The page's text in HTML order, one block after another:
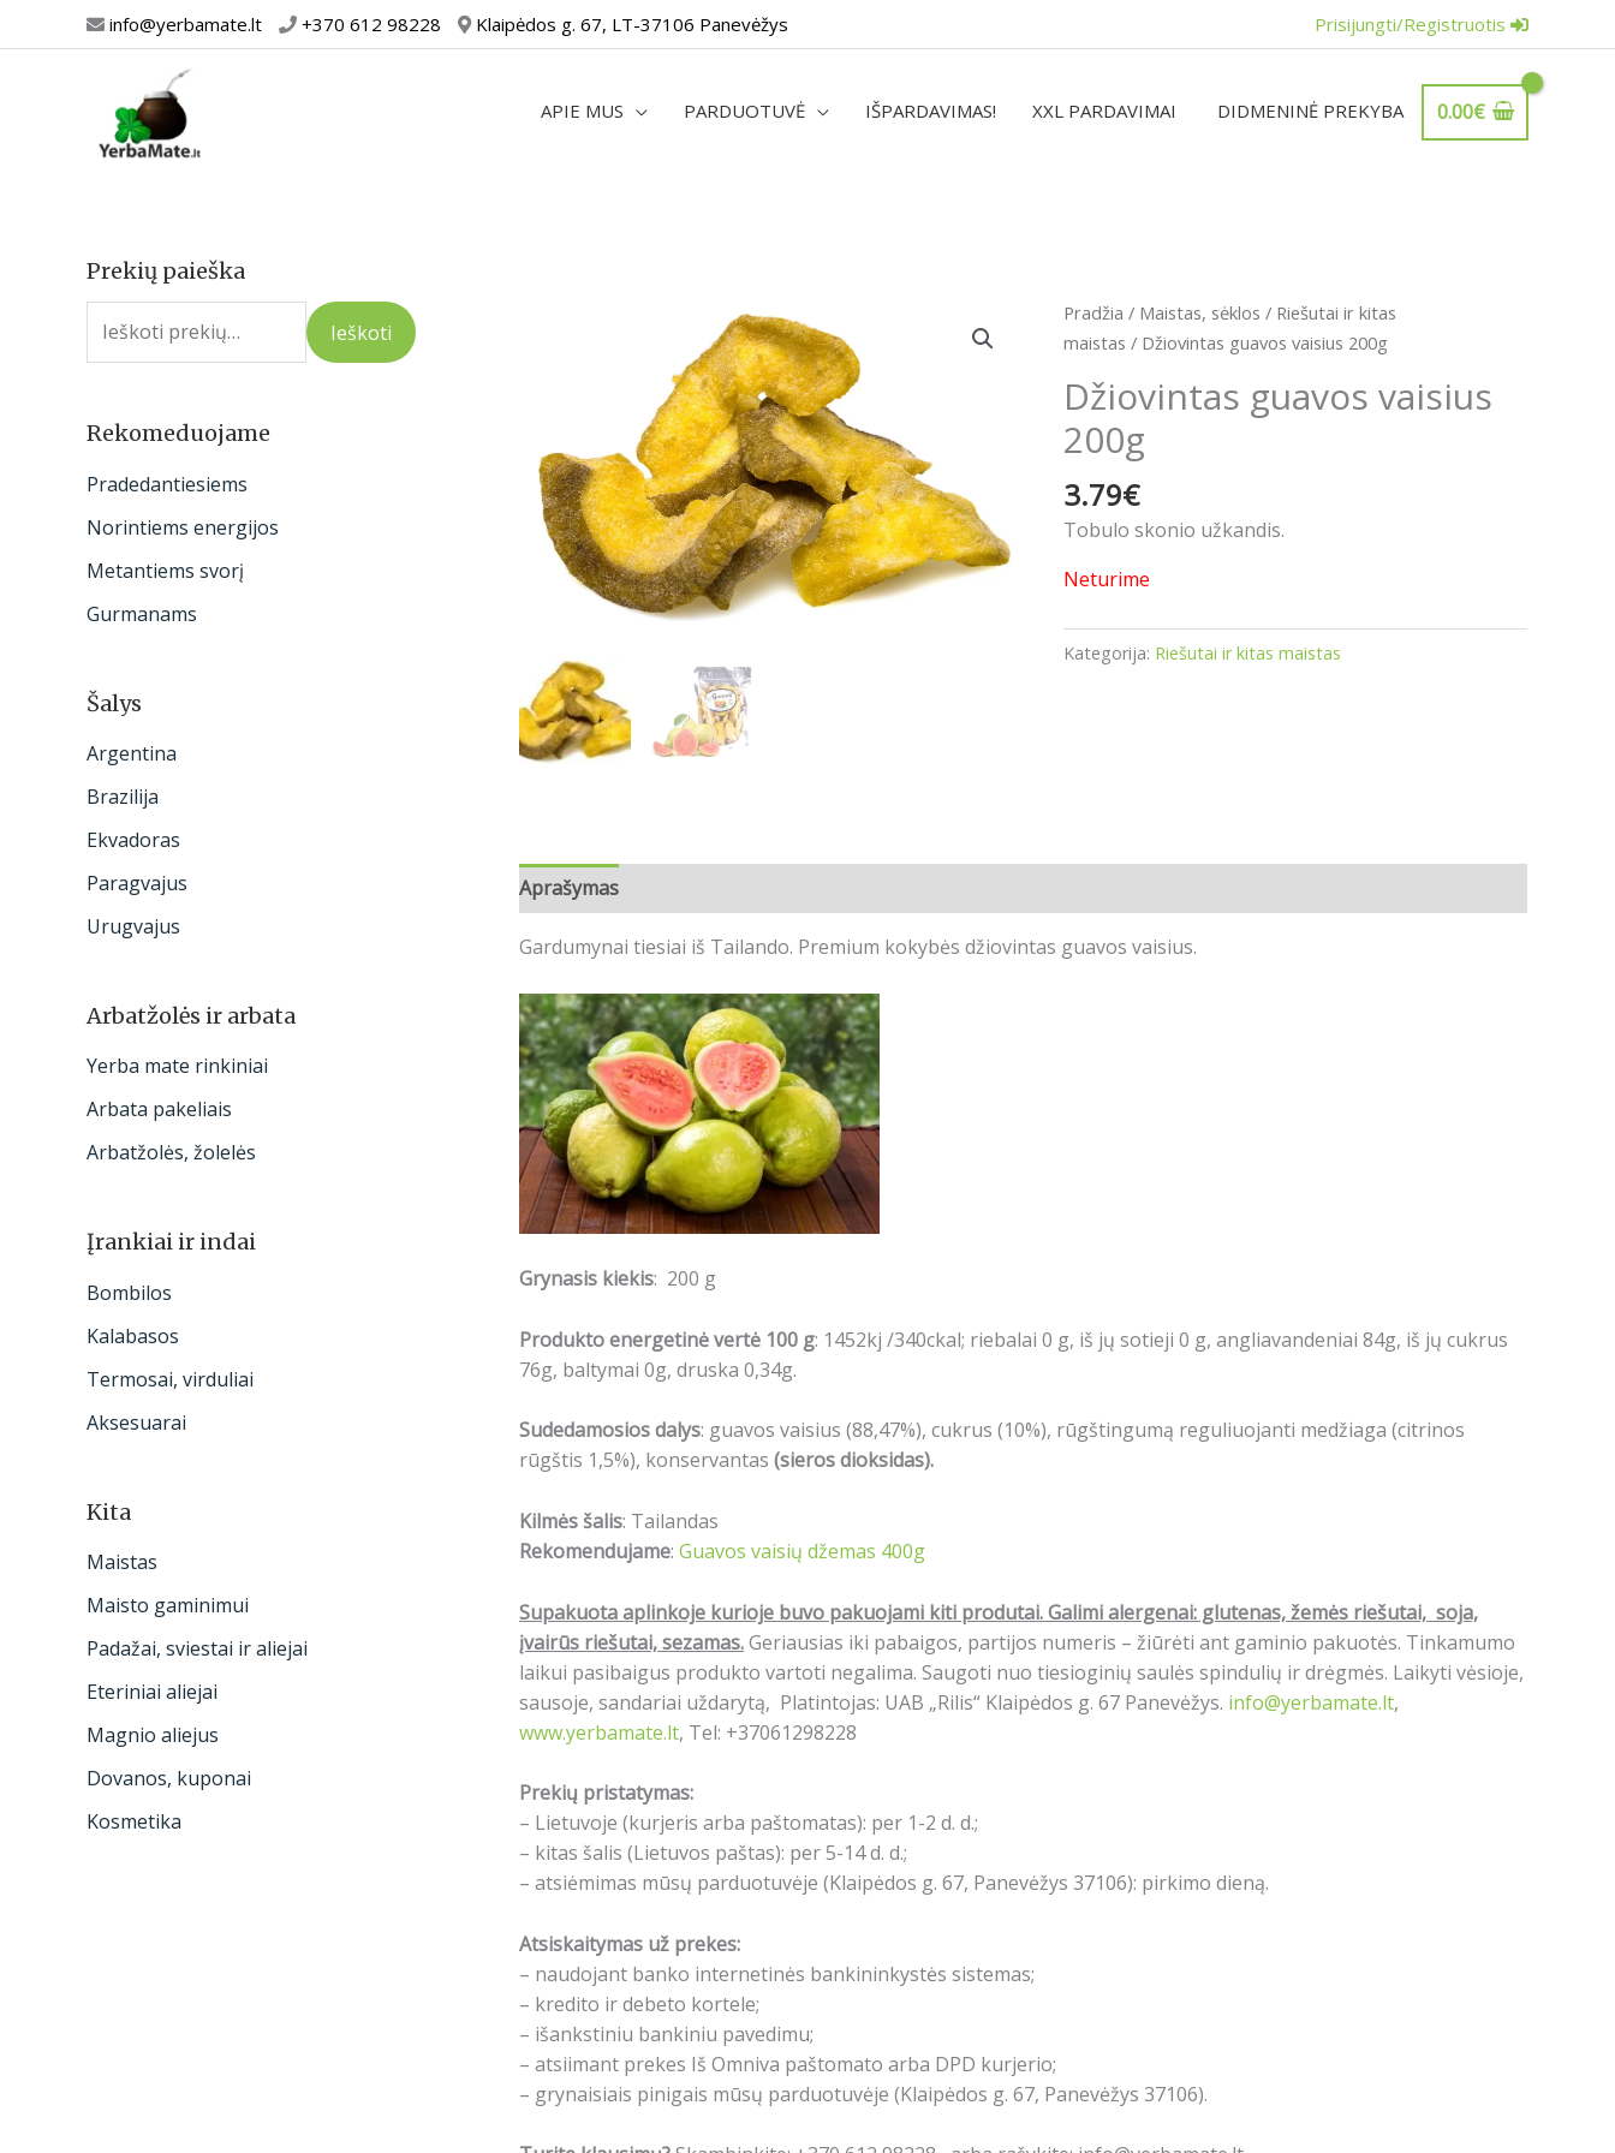
prie
info@yerbamate.lt +370 612 98228 Klaipėdos g. 67, LT-37106 Panevėžys Prisijungti/Registruotis
APIE MUS PARDUOTUVĖ IŠPARDAVIMAS! XXL PARDAVIMAI DIDMENINĖ PREKYBA 0.00€
Prekių paieška
I
e
o
:
Ieškoti
Rekomeduojame
Pradedantiesiems
Norintiems energijos
Metantiems svorį
Gurmanams
Šalys
Argentina
Brazilija
Ekvadoras
Paragvajus
Urugvajus
Arbatžolės ir arbata
Yerba mate rinkiniai
Arbata pakeliais
Arbatžolės, žolelės
Įrankiai ir indai
Bombilos
Kalabasos
Termosai, virduliai
Aksesuarai
Kita
Maistas
Maisto gaminimui
Padažai, sviestai ir aliejai
Eteriniai aliejai
Magnio aliejus
Dovanos, kuponai
Kosmetika
Pradžia / Maistas, sėklos / Riešutai ir kitas
maistas / Džiovintas guavos vaisius 200g
Džiovintas guavos vaisius
200g
3.79€
Tobulo skonio užkandis.
Neturime
Kategorija: Riešutai ir kitas maistas
Aprašymas
Gardumynai tiesiai iš Tailando. Premium kokybės džiovintas guavos vaisius.
Grynasis kiekis: 200 g
Produkto energetinė vertė 100 g: 1452kj /340ckal; riebalai 0 g, iš jų sotieji 0 g, angliavandeniai 84g, iš jų cukrus
76g, baltymai 0g, druska 0,34g.
Sudedamosios dalys: guavos vaisius (88,47%), cukrus (10%), rūgštingumą reguliuojanti medžiaga (citrinos
rūgštis 1,5%), konservantas (sieros dioksidas).
Kilmės šalis: Tailandas
Rekomendujame: Guavos vaisių džemas 400g
Supakuota aplinkoje kurioje buvo pakuojami kiti produtai. Galimi alergenai: glutenas, žemės riešutai, soja,
įvairūs riešutai, sezamas.Geriausias iki pabaigos, partijos numeris – žiūrėti ant gaminio pakuotės. Tinkamumo
laikui pasibaigus produkto vartoti negalima. Saugoti nuo tiesioginių saulės spindulių ir drėgmės. Laikyti vėsioje,
sausoje, sandariai uždarytą, Platintojas: UAB „Rilis“ Klaipėdos g. 67 Panevėžys. info@yerbamate.lt,
www.yerbamate.lt, Tel: +37061298228
Prekių pristatymas:
– Lietuvoje (kurjeris arba paštomatas): per 1-2 d. d.;
– kitas šalis (Lietuvos paštas): per 5-14 d. d.;
– atsiėmimas mūsų parduotuvėje (Klaipėdos g. 67, Panevėžys 37106): pirkimo dieną.
Atsiskaitymas už prekes:
– naudojant banko internetinės bankininkystės sistemas;
– kredito ir debeto kortele;
– išankstiniu bankiniu pavedimu;
– atsiimant prekes Iš Omniva paštomato arba DPD kurjerio;
– grynaisiais pinigais mūsų parduotuvėje (Klaipėdos g. 67, Panevėžys 37106).